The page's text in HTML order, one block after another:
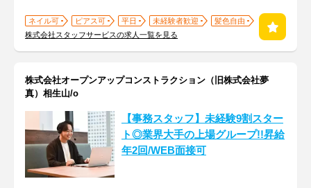
ネイル可 ピアス可 平日 未経験者歓迎
髪色自由
株式会社スタッフサービスの求人一覧を見る
株式会社オープンアップコンストラクション（旧株式会社夢
真）相生山/o
【事務スタッフ】未経験9割スター
ト◎業界大手の上場グループ!!昇給
年2回/WEB面接可